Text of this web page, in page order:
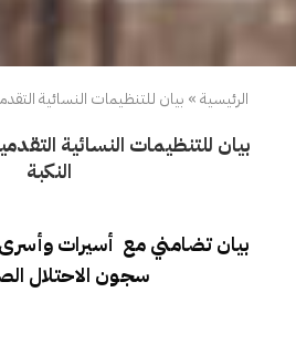
الرئيسية» بيان للتنظيمات النسائية
بيان للتنظيمات النسائية
النكبة
بيان تضامني مع أسيرات وأسرى
سجون الاحتلال